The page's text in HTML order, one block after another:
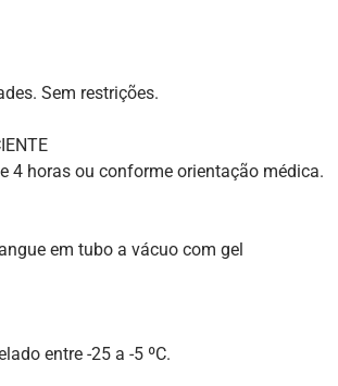
Sem restrições.
4 horas ou conforme orientação médica.
em tubo a vácuo com gel
entre -25 a -5 ºC.